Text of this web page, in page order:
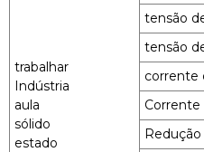
trabalhar
Indústria
aula
sólido
estado
tensão
tensão
corrente